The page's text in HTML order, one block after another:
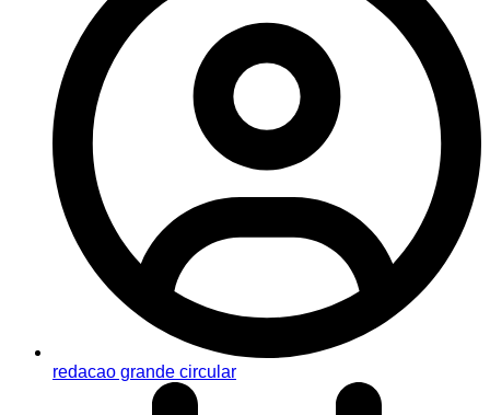
redacao grande circular